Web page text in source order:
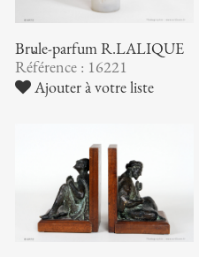
Brûle-parfum R.LALIQUE
Référence : 16221
Ajouter à votre liste